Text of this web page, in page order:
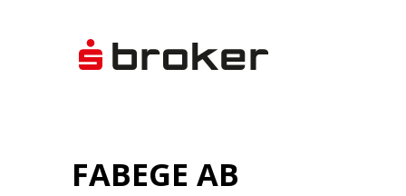
FABEGE AB